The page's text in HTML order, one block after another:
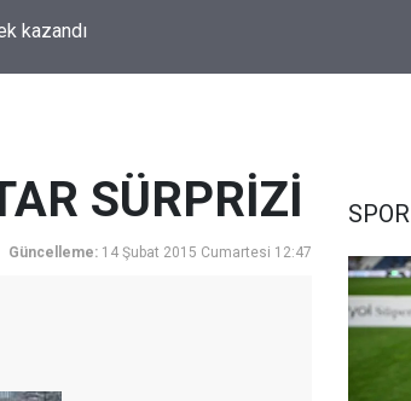
kazandı
SÜRPRİZİ
Güncelleme: 14 Şubat 2015 Cumartesi 12:47
SPOR